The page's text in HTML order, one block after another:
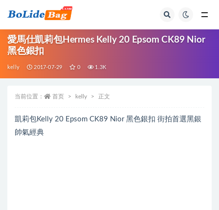
愛馬仕凱莉包Hermes Kelly 20 Epsom CK89 Nior
黑色銀扣
kelly 2017-07-29 0 1.3K
当前位置： 首页 kelly 正文
凱莉包Kelly 20 Epsom CK89 Nior 黑色銀扣 街拍首選黑銀
帥氣經典